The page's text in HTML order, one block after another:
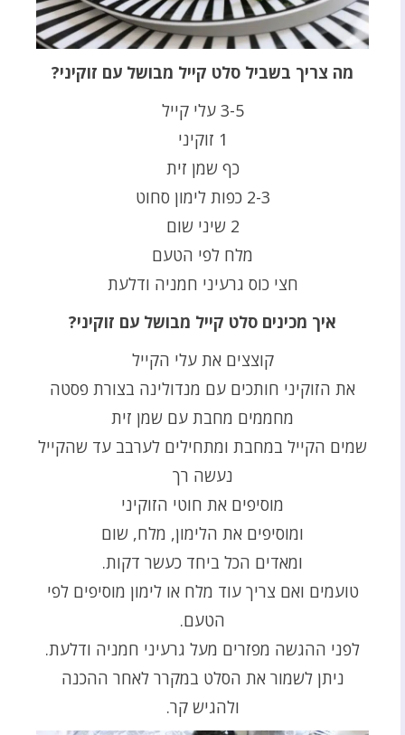
מה צריך בשביל סלט קייל מבושל עם זוקיני?
3-5 עלי קייל
1 זוקיני
כף שמן זית
2-3 כפות לימון סחוט
2 שיני שום
מלח לפי הטעם
חצי כוס גרעיני חמניה ודלעת
איך מכינים סלט קייל מבושל עם זוקיני?
קוצצים את עלי הקייל
את הזוקיני חותכים עם מנדולינה בצורת פסטה
מחממים מחבת עם שמן זית
שמים הקייל במחבת ומתחילים לערבב עד שהקייל
נעשה רך
מוסיפים את חוטי הזוקיני
ומוסיפים את הלימון, מלח, שום
ומאדים הכל ביחד כעשר דקות.
טועמים ואם צריך עוד מלח או לימון מוסיפים לפי
הטעם.
לפני ההגשה מפזרים מעל גרעיני חמניה ודלעת.
ניתן לשמור את הסלט במקרר לאחר ההכנה
ולהגיש קר.